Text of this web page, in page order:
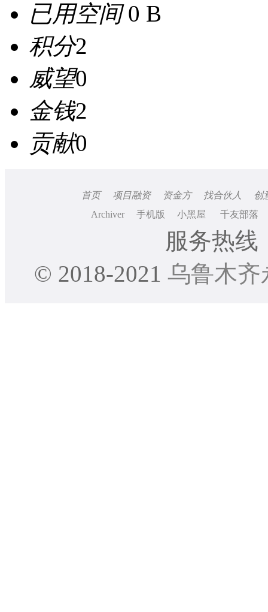
已用空间0 B
积分2
威望0
金钱2
贡献0
首页 项目融资 资金方 找合伙人
创
Archiver
手机版 小黑屋 千友部落
服务热线
© 2018-2021 乌鲁木齐